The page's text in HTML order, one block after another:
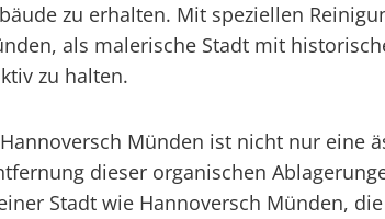
zu erhalten. Mit speziellen
als malerische Stadt mit
zu halten.
Münden ist nicht nur eine
dieser organischen
Stadt wie Hannoversch Münden,